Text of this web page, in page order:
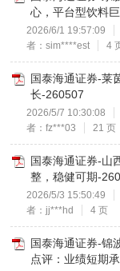
心，平台型饮料
2026/6/1 19:57:09
者：sim****est
4
国泰海通证券-莱
长-260507
2026/5/7 10:30:08
者：fz***03
21 页
国泰海通证券-山
整，稳健可期-
2026/5/3 15:50:49
者：jj***hd
4 页
国泰海通证券-锦
点评：业绩短期